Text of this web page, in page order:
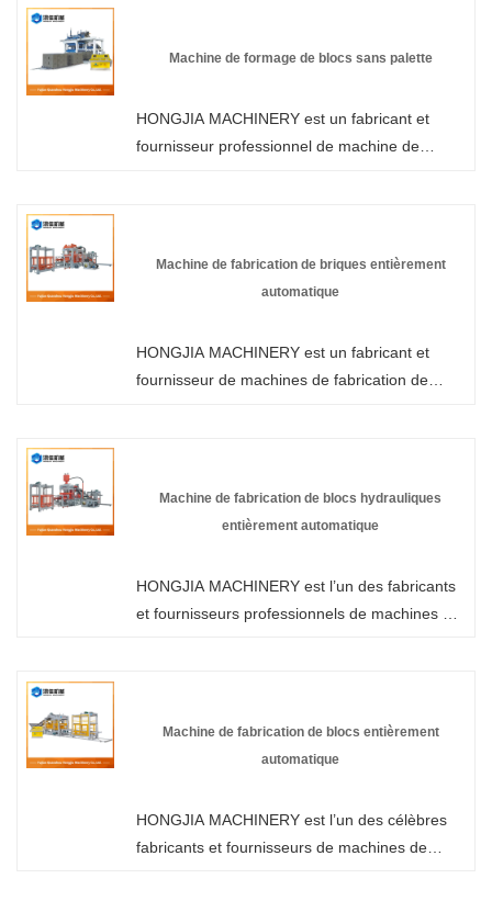
usine et nous vous offrirons le meilleur service
Machine de formage de blocs sans palette
HONGJIA MACHINERY est un fabricant et
fournisseur professionnel de machine de
usine et nous vous offrirons le meilleur service
après-vente et une livraison rapide.
Machine de fabrication de briques entièrement
automatique
HONGJIA MACHINERY est un fabricant et
fournisseur de machines de fabrication de
un service professionnel et un meilleur prix.
Machine de fabrication de blocs hydrauliques
entièrement automatique
HONGJIA MACHINERY est l’un des fabricants
et fournisseurs professionnels de machines de
bienvenue dans la vente en gros de machines
de fabrication de blocs de briques de ciment
Machine de fabrication de blocs entièrement
automatique
HONGJIA MACHINERY est l’un des célèbres
fabricants et fournisseurs de machines de